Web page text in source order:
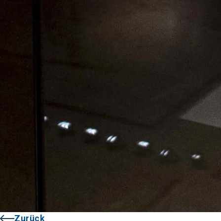
Zurück